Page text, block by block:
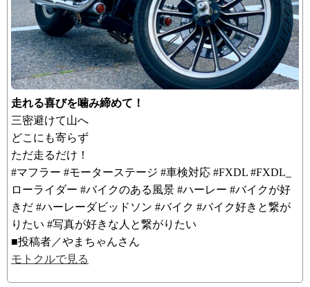
走れる喜びを噛み締めて！
三密避けて山へ
どこにも寄らず
ただ走るだけ！
#マフラー #モーターステージ #車検対応 #FXDL #FXDL_
ローライダー #バイクのある風景 #ハーレー #バイクが好
きだ #ハーレーダビッドソン #バイク #バイク好きと繋が
りたい #写真が好きな人と繋がりたい
■投稿者／やまちゃんさん
モトクルで見る